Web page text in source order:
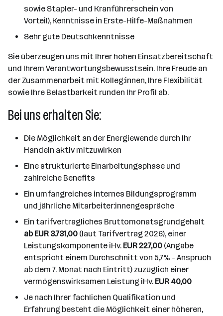
sowie Stapler- und Kranführerschein von
Vorteil), Kenntnisse in Erste-Hilfe-Maßnahmen
Sehr gute Deutschkenntnisse
Sie überzeugen uns mit Ihrer hohen Einsatzbereitschaft
und Ihrem Verantwortungsbewusstsein. Ihre Freude an
der Zusammenarbeit mit Kolleg:innen, Ihre Flexibilität
sowie Ihre Belastbarkeit runden Ihr Profil ab.
Bei uns erhalten Sie:
Die Möglichkeit an der Energiewende durch Ihr
Handeln aktiv mitzuwirken
Eine strukturierte Einarbeitungsphase und
zahlreiche Benefits
Ein umfangreiches internes Bildungsprogramm
und jährliche Mitarbeiter:innengespräche
Ein tarifvertragliches Bruttomonatsgrundgehalt
ab EUR 3.731,00 (laut Tarifvertrag 2026), einer
Leistungskomponente iHv. EUR 227,00 (Angabe
entspricht einem Durchschnitt von 5,7% - Anspruch
ab dem 7. Monat nach Eintritt) zuzüglich einer
vermögenswirksamen Leistung iHv. EUR 40,00
Je nach Ihrer fachlichen Qualifikation und
Erfahrung besteht die Möglichkeit einer höheren,